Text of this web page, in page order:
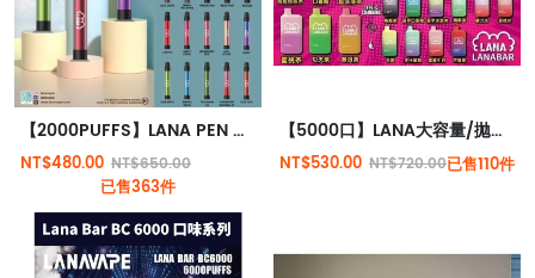
【2000PUFFS】LANA PEN 迷你版抛棄式電子煙 輕巧迷人 一次性電子煙 3.5%尼古丁
NT$480.00 NT$650.00
已售363件
【5000口】LANA大容量/拋棄式電子煙/台灣現貨原裝正品
NT$530.00 NT$720.00已售110件